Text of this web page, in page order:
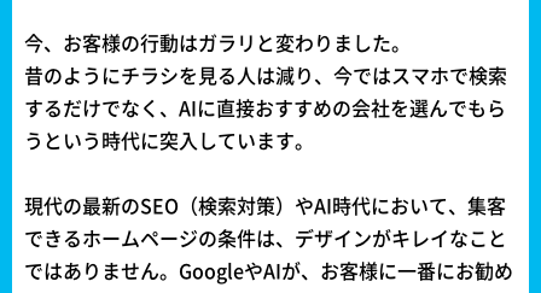
今、お客様の行動はガラリと変わりました。
昔のようにチラシを見る人は減り、今ではスマホで検索
するだけでなく、AIに直接おすすめの会社を選んでもら
うという時代に突入しています。
現代の最新のSEO（検索対策）やAI時代において、集客
できるホームページの条件は、デザインがキレイなこと
ではありません。GoogleやAIが、お客様に一番にお勧め